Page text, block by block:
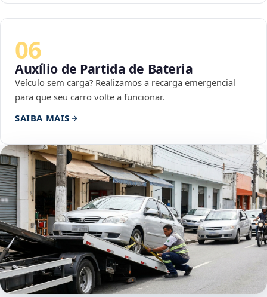
06
Auxílio de Partida de Bateria
Veículo sem carga? Realizamos a recarga emergencial
para que seu carro volte a funcionar.
SAIBA MAIS